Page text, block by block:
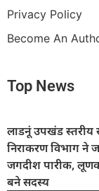
Privacy Policy
Become An
Top News
लाडनूं उपखंड स्तरीय
निराकरण विभाग ने
जगदीश पारीक,
बने सदस्य